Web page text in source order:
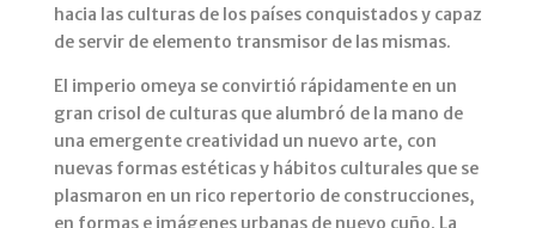
hacia las culturas de los países conquistados y capaz
de servir de elemento transmisor de las mismas.
El imperio omeya se convirtió rápidamente en un
gran crisol de culturas que alumbró de la mano de
una emergente creatividad un nuevo arte, con
nuevas formas estéticas y hábitos culturales que se
plasmaron en un rico repertorio de construcciones,
en formas e imágenes urbanas de nuevo cuño. La